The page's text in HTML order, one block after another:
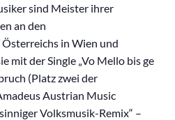
sind Meister ihrer
an den
in Wien und
mit der Single „Vo Mello bis ge
(Platz zwei der
Austrian Music
Volksmusik-Remix“ –